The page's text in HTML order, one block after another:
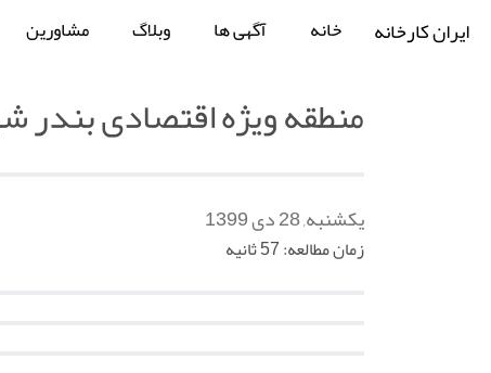
ایران کارخانه خانه آگهی ها وبلاگ مشاورین
منطقه ویژه اقتصادی بندر
یکشنبه, 28 دی 1399
زمان مطالعه: 57 ثانیه